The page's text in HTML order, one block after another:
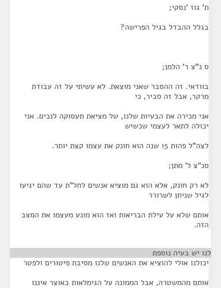
ת' גוז 'נסקי;
בגלל ההבדל בגיל הפרישה?
ס נ"צ ר' הלמן;
בוודאי. זה ההסבר שאני מוצאת. לא עשיתי על זה עבודת
מרקר, אבל זה סביר, כי
אני מכירה את הבעיות שלנו, של מציאת תעסוקה לנכים. אני
יכולה לתאר לעצמי שכשיש
לצה"ל פהות 15 שנה הוא חונק את עצמו קצת יותר.
סנ"צ ל' מתן;
לא רק חונק, אלא הוא גם מוציא אנשים לחל"ת עד שהם יגיעו
לגיל שניתן לשרורר
אותם שלא על עילת הבריאות ואז הוא מונע מעצמו את המצב
הזה.
לנו יש בעיה נוספת
יכולנו אולי להוציא את האנשים שלנו מסיבת פיטורים ולפטר
אותם מהמשטרה, אבל הממונה על הגימלאות באוצר איננו